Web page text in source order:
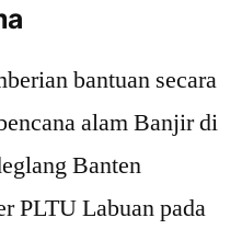
bantuan secara
alam Banjir di
Banten
PLTU Labuan pada